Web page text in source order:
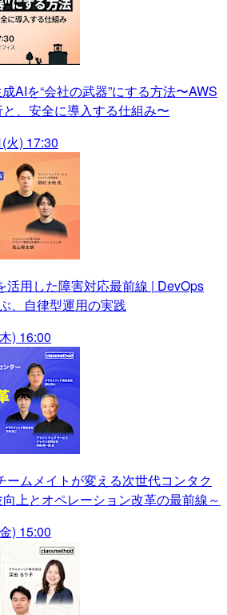
AIを“会社の武器”にする方法〜AWS
、安全に導入する仕組み〜
火) 17:30
活用した障害対応最前線 | DevOps
、自律型運用の実践
) 16:00
ームメイトが変える次世代コンタク
上とオペレーション改革の最前線～
) 15:00